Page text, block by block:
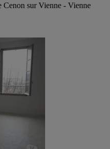
Cenon sur Vienne - Vienne